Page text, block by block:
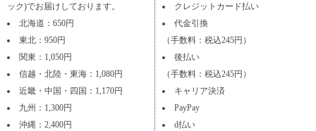
ック)でお届けしております。
北海道：650円
東北：950円
関東：1,050円
信越・北陸・東海：1,080円
近畿・中国・四国：1,170円
九州：1,300円
沖縄：2,400円
クレジットカード払い
代金引換
（手数料：税込245円）
後払い
（手数料：税込245円）
キャリア決済
PayPay
d払い